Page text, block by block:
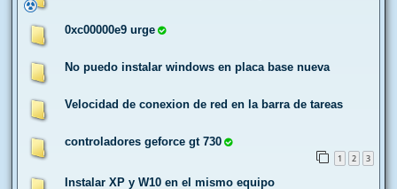
0xc00000e9 urge
No puedo instalar windows en placa base nueva
Velocidad de conexion de red en la barra de tareas
controladores geforce gt 730
1 2 3
Instalar XP y W10 en el mismo equipo